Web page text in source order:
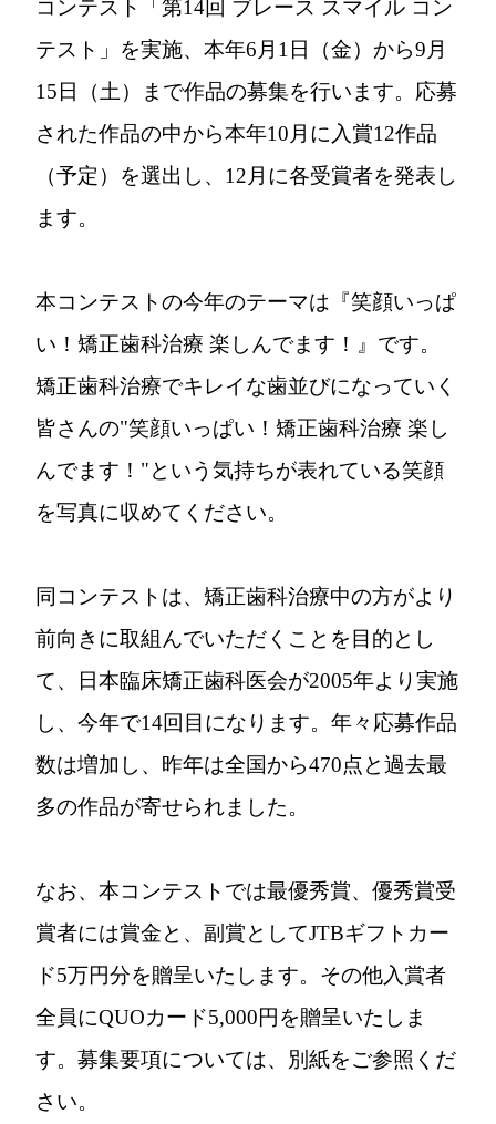
コンテスト「第14回 ブレース スマイル コン
テスト」を実施、本年6月1日（金）から9月
15日（土）まで作品の募集を行います。応募
された作品の中から本年10月に入賞12作品
（予定）を選出し、12月に各受賞者を発表し
ます。
本コンテストの今年のテーマは『笑顔いっぱ
い！矯正歯科治療 楽しんでます！』です。
矯正歯科治療でキレイな歯並びになっていく
皆さんの"笑顔いっぱい！矯正歯科治療 楽し
んでます！"という気持ちが表れている笑顔
を写真に収めてください。
同コンテストは、矯正歯科治療中の方がより
前向きに取組んでいただくことを目的とし
て、日本臨床矯正歯科医会が2005年より実施
し、今年で14回目になります。年々応募作品
数は増加し、昨年は全国から470点と過去最
多の作品が寄せられました。
なお、本コンテストでは最優秀賞、優秀賞受
賞者には賞金と、副賞としてJTBギフトカー
ド5万円分を贈呈いたします。その他入賞者
全員にQUOカード5,000円を贈呈いたしま
す。募集要項については、別紙をご参照くだ
さい。